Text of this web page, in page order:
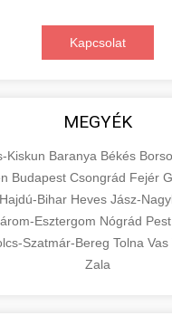
Kapcsolat
MEGYÉK
Kiskun Baranya Békés
Budapest Csongrád Fejér
Hajdú-Bihar Heves Jász-
Esztergom Nógrád Pest
Szatmár-Bereg Tolna Vas
Zala